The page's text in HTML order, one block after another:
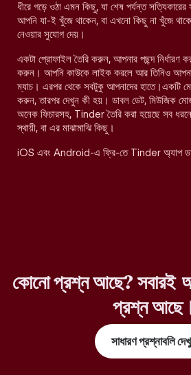
ধীরে গড়ে ওঠা এমন কিছু, যা শেষ পর্যন্ত সত্যিকারের
আপনি যা-ই খুঁজে থাকেন, বা এখনো কিছু না খুঁজে
নেওয়ার সুযোগ দেয়।
একটা প্রোফাইল তৈরি করুন, আপনার পছন্দ
করুন। আপনি কাউকে লাইক করলে আর তিনিও
ম্যাচ। এরপর থেকে সবটুকু আপনাদের হাতে।একটি
করুন, তারপর দেখুন কী হয়। ডাবল ডেট, মিউজিক
অনেক ফিচারসহ, Tinder তৈরি করা হয়েছে সব
স্থায়ী, বা এর মাঝামাঝি কিছু।
iOS এবং Android-এ ফ্রি-তে Tinder অ্যাপ
কোনো প্রশ্ন আছে? সবারই
প্রশ্ন
সাধারণ প্রশ্নাবলি